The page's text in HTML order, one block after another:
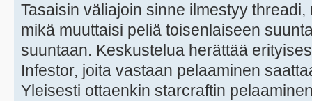
Tasaisin väliajoin sinne ilmestyy
mikä muuttaisi peliä toisenlaiseen
suuntaan. Keskustelua herättää
Infestor, joita vastaan pelaaminen
Yleisesti ottaenkin starcraftin